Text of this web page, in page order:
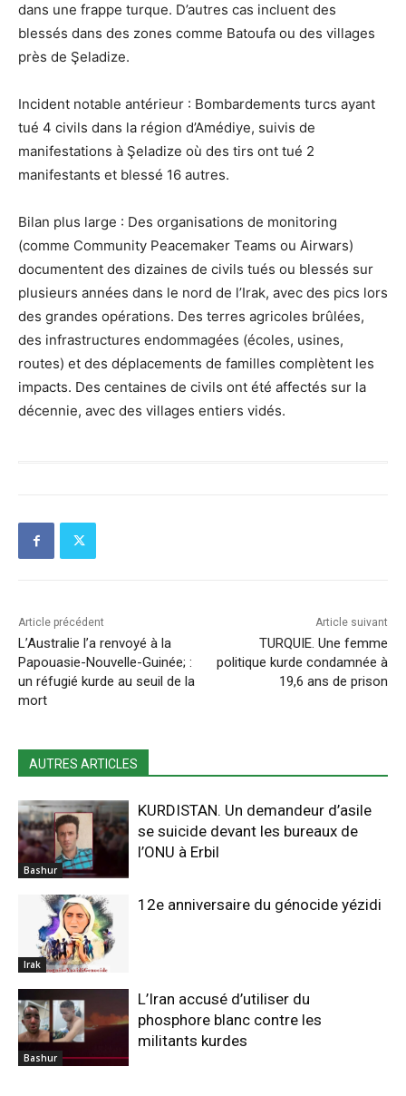
dans une frappe turque. D’autres cas incluent des
blessés dans des zones comme Batoufa ou des villages
près de Şeladize.
Incident notable antérieur : Bombardements turcs ayant
tué 4 civils dans la région d’Amédiye, suivis de
manifestations à Şeladize où des tirs ont tué 2
manifestants et blessé 16 autres.
Bilan plus large : Des organisations de monitoring
(comme Community Peacemaker Teams ou Airwars)
documentent des dizaines de civils tués ou blessés sur
plusieurs années dans le nord de l’Irak, avec des pics lors
des grandes opérations. Des terres agricoles brûlées,
des infrastructures endommagées (écoles, usines,
routes) et des déplacements de familles complètent les
impacts. Des centaines de civils ont été affectés sur la
décennie, avec des villages entiers vidés.
Article précédent
L’Australie l’a renvoyé à la
Papouasie-Nouvelle-Guinée; :
un réfugié kurde au seuil de la
mort
Article suivant
TURQUIE. Une femme
politique kurde condamnée à
19,6 ans de prison
AUTRES ARTICLES
Bashur
KURDISTAN. Un demandeur d’asile
se suicide devant les bureaux de
l’ONU à Erbil
Irak
12e anniversaire du génocide yézidi
Bashur
L’Iran accusé d’utiliser du
phosphore blanc contre les
militants kurdes